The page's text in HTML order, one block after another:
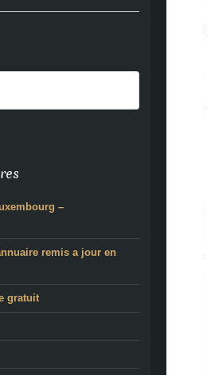
–
remis a jour en
gratuit